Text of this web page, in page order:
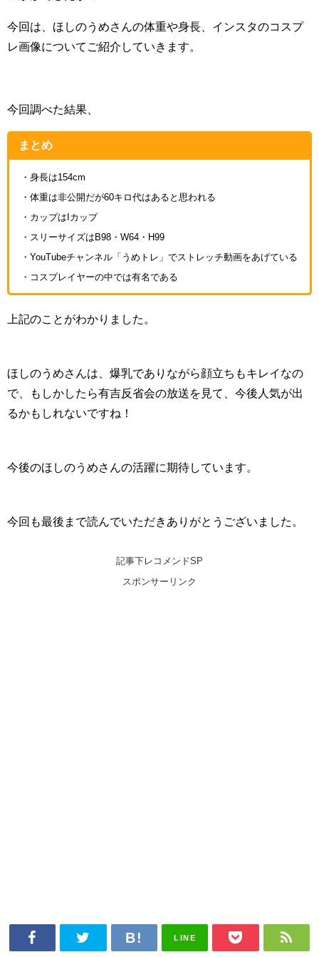
今回は、ほしのうめさんの体重や身長、インスタのコスプ
レ画像についてご紹介していきます。
今回調べた結果、
まとめ
・身長は154cm
・体重は非公開だが60キロ代はあると思われる
・カップはIカップ
・スリーサイズはB98・W64・H99
・YouTubeチャンネル「うめトレ」でストレッチ動画をあげている
・コスプレイヤーの中では有名である
上記のことがわかりました。
ほしのうめさんは、爆乳でありながら顔立ちもキレイなの
で、もしかしたら有吉反省会の放送を見て、今後人気が出
るかもしれないですね！
今後のほしのうめさんの活躍に期待しています。
今回も最後まで読んでいただきありがとうございました。
記事下レコメンドSP
スポンサーリンク
LINE